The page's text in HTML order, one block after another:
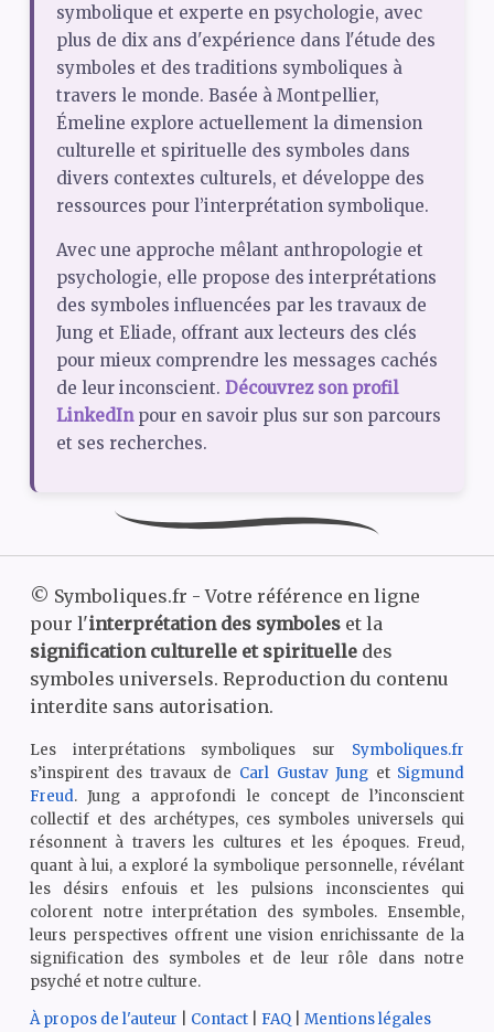
symbolique et experte en psychologie, avec
plus de dix ans d'expérience dans l'étude des
symboles et des traditions symboliques à
travers le monde. Basée à Montpellier,
Émeline explore actuellement la dimension
culturelle et spirituelle des symboles dans
divers contextes culturels, et développe des
ressources pour l’interprétation symbolique.
Avec une approche mêlant anthropologie et
psychologie, elle propose des interprétations
des symboles influencées par les travaux de
Jung et Eliade, offrant aux lecteurs des clés
pour mieux comprendre les messages cachés
de leur inconscient. Découvrez son profil
LinkedInpour en savoir plus sur son parcours
et ses recherches.
© Symboliques.fr - Votre référence en ligne
pour l'interprétation des symboleset la
signification culturelle et spirituelledes
symboles universels. Reproduction du contenu
interdite sans autorisation.
Les interprétations symboliques sur Symboliques.fr
s’inspirent des travaux de Carl Gustav Jung et Sigmund
Freud. Jung a approfondi le concept de l’inconscient
collectif et des archétypes, ces symboles universels qui
résonnent à travers les cultures et les époques. Freud,
quant à lui, a exploré la symbolique personnelle, révélant
les désirs enfouis et les pulsions inconscientes qui
colorent notre interprétation des symboles. Ensemble,
leurs perspectives offrent une vision enrichissante de la
signification des symboles et de leur rôle dans notre
psyché et notre culture.
À propos de l'auteur Contact| FAQ| Mentions légales